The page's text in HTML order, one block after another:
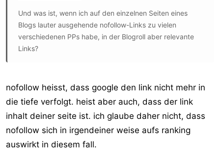
Und was ist, wenn ich auf den einzelnen Seiten eines
Blogs lauter ausgehende nofollow-Links zu vielen
verschiedenen PPs habe, in der Blogroll aber relevante
Links?
nofollow heisst, dass google den link nicht mehr in
die tiefe verfolgt. heist aber auch, dass der link
inhalt deiner seite ist. ich glaube daher nicht, dass
nofollow sich in irgendeiner weise aufs ranking
auswirkt in diesem fall.